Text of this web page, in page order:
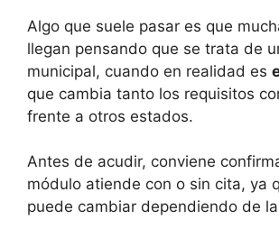
Algo que suele pasar es que
llegan pensando que se trata de
municipal, cuando en realidad es
que cambia tanto los requisitos
frente a otros estados.
Antes de acudir, conviene
módulo atiende con o sin cita, ya
puede cambiar dependiendo de